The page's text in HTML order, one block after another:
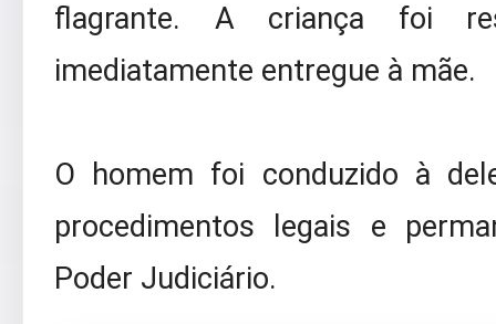
flagrante. A criança foi
imediatamente entregue à mãe.
O homem foi conduzido à
procedimentos legais e
Poder Judiciário.